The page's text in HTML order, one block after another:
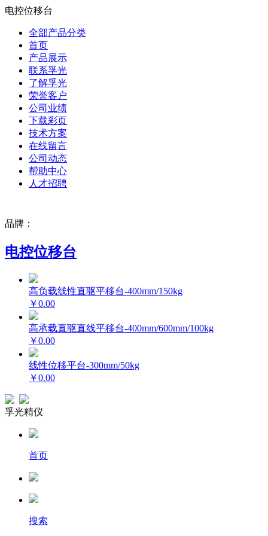
电控位移台
全部产品分类
首页
产品展示
联系孚光
了解孚光
荣誉客户
公司业绩
下载彩页
技术方案
在线留言
公司动态
帮助中心
人才招聘
品牌：
电控位移台
高负载线性直驱平移台-400mm/150kg
￥0.00
高承载直驱直线平移台-400mm/600mm/100kg
￥0.00
线性位移平台-300mm/50kg
￥0.00
孚光精仪
首页
搜索